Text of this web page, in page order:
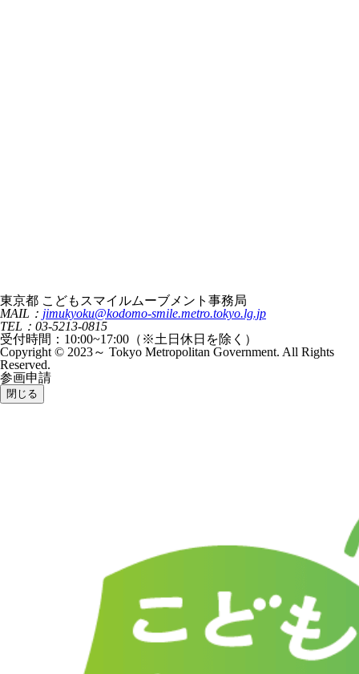
東京都 こどもスマイルムーブメント事務局
MAIL： jimukyoku@kodomo-smile.metro.tokyo.lg.jp
TEL：03-5213-0815
受付時間：10:00~17:00（※土日休日を除く）
Copyright © 2023～ Tokyo Metropolitan Government. All Rights
Reserved.
参画申請
閉じる